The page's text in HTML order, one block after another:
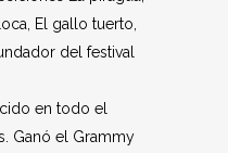
El gallo tuerto,
del festival
en todo el
Ganó el Grammy